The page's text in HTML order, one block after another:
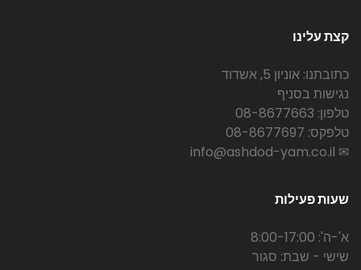
קצת עלינו
כתובתנו: אוניון 5, אשדוד
נגישות בסניף
טלפון: 08-8677663
טלפקס: 08-8677697
✉ info@ashdod-yam.co.il
שעות פעילות
א'-ה': 8:00-17:00
שישי - שבת: סגור